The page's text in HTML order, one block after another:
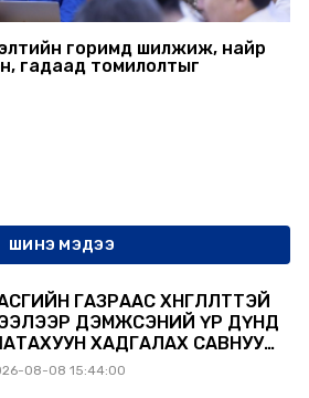
горимд шилжиж, найр
гадаад томилолтыг
ШИНЭ МЭДЭЭ
ГАЗРААС ХӨНГӨЛӨЛТТЭЙ
ДЭМЖСЭНИЙ ҮР ДҮНД
ХАДГАЛАХ САВНУУД
АШИГЛАЛТАД ОРЖ
08-08 15:44:00